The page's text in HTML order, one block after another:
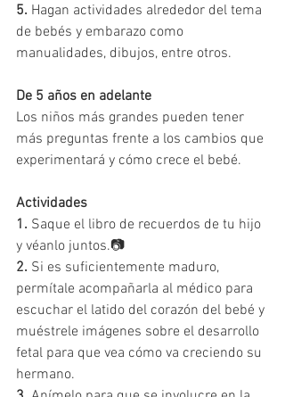
5. Hagan actividades alrededor del tema
de bebés y embarazo como
manualidades, dibujos, entre otros.
De 5 años en adelante
Los niños más grandes pueden tener
más preguntas frente a los cambios que
experimentará y cómo crece el bebé.
Actividades
1. Saque el libro de recuerdos de tu hijo
y véanlo juntos.📷
2. Si es suficientemente maduro,
permítale acompañarla al médico para
escuchar el latido del corazón del bebé y
muéstrele imágenes sobre el desarrollo
fetal para que vea cómo va creciendo su
hermano.